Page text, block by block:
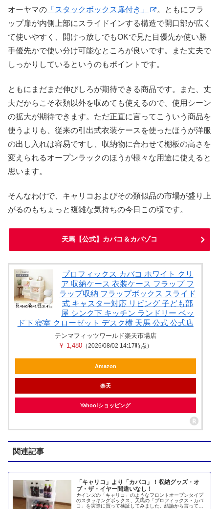
オーヤマの 「スタックボックス扉付き」 。
ともにフラ
ップ扉が内側上部にスライドインする構造で開口部が広く
て使いやすく、開けっ放しでもOKで見た目優先か使い勝
手優先かで使い分け可能なところが良いです。また丈夫で
しっかりしているというのもポイントです。
ともにまだまだ伸びしろが期待できる商品です。また、丈
夫だからこそ衣類以外を収めても使えるので、使用シーン
の拡大が期待できます。ただ正直に言ってこういう商品を
使うよりも、従来の引出式衣装ケースを使ったほうが洋服
の出し入れは容易ですし、収納物に合わせて棚板の高さを
変えられるオープンラックのほうが様々な用途に使えると
思います。
そんなわけで、キャリコおよびその類似品の市場が盛り上
がるのもちょっと複雑な気持ちの今日この頃です。
天馬【公式】カバコ＆カバゾコ
プロフィックス カバコ ホワイト クリ
ア 収納ケース 衣装ケース フラップ フ
ラップ収納 フラップボックス スライド
式 キャスター対応 リビング 子ども部
屋 シンク下 キッチン ランドリー ベッ
ド下 寝室 クローゼット デスク横 天馬 公式 公式店
テンマフィッツワールド楽天市場店
￥ 1,480 （2026/08/02 14:17時点）
Amazon
楽天
Yahoo!ショッピング
関連記事
「キャリコ」より「カバコ」！収納グッズ・オ
ブ・ザ・イヤー間違いなし！
カインズの「キャリコ」のようなフロントオープンタイプ
のスタッキングボックス、天馬の「プロフィックス・カバ
コ」を実際に買って検証してみました。結論から言って収